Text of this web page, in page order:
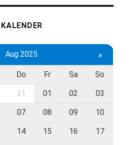
KALENDER
Aug 2025 »
Do Fr Sa So
31 01 02 03
07 08 09 10
14 15 16 17